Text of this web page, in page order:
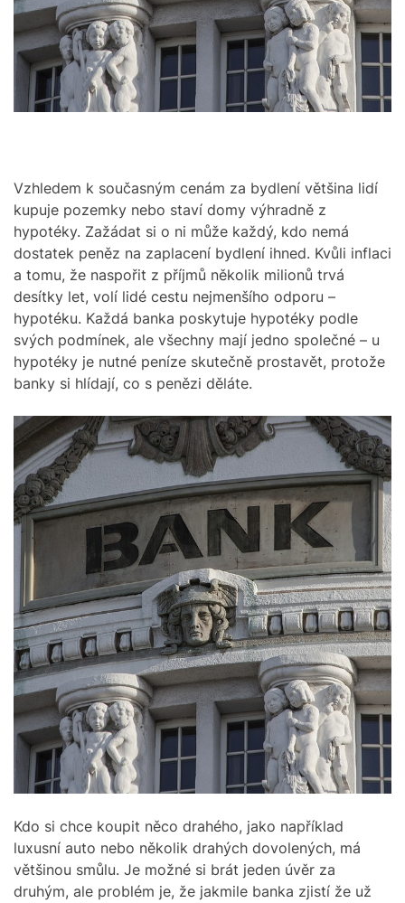
Vzhledem k současným cenám za bydlení většina lidí
kupuje pozemky nebo staví domy výhradně z
hypotéky. Zažádat si o ni může každý, kdo nemá
dostatek peněz na zaplacení bydlení ihned. Kvůli inflaci
a tomu, že naspořit z příjmů několik milionů trvá
desítky let, volí lidé cestu nejmenšího odporu –
hypotéku. Každá banka poskytuje hypotéky podle
svých podmínek, ale všechny mají jedno společné – u
hypotéky je nutné peníze skutečně prostavět, protože
banky si hlídají, co s penězi děláte.
Kdo si chce koupit něco drahého, jako například
luxusní auto nebo několik drahých dovolených, má
většinou smůlu. Je možné si brát jeden úvěr za
druhým, ale problém je, že jakmile banka zjistí že už